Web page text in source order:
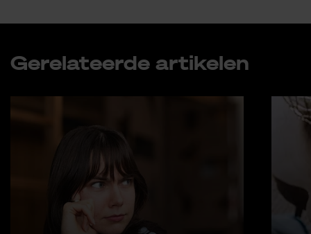
Ge­re­la­teer­de ar­ti­ke­len